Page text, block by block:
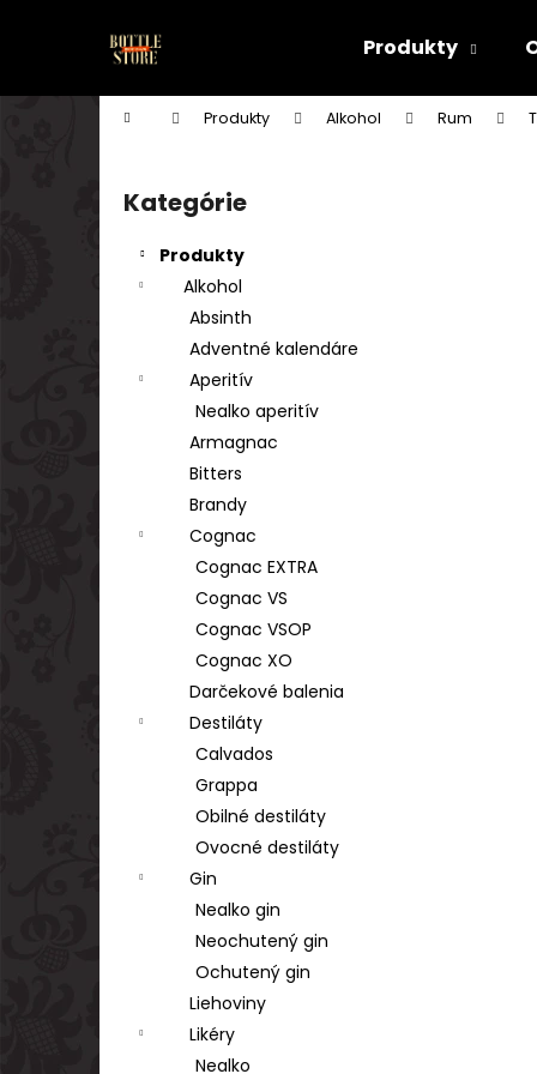
Produkty
Domov Produkty Alkohol Rum
Preskočiť
kategórie
Kategórie
Produkty
Alkohol
Absinth
Adventné kalendáre
Aperitív
Nealko aperitív
Armagnac
Bitters
Brandy
Cognac
Cognac EXTRA
Cognac VS
Cognac VSOP
Cognac XO
Darčekové balenia
Destiláty
Calvados
Grappa
Obilné destiláty
Ovocné destiláty
Gin
Nealko gin
Neochutený gin
Ochutený gin
Liehoviny
Likéry
Nealko
í
Späť
do
Späť
do
TSARSKAYA CHARKA VODKA GOLD 1L
€17,90